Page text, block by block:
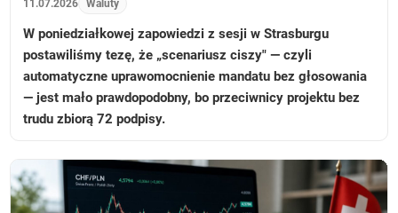
11.07.2026 Waluty
W poniedziałkowej zapowiedzi z sesji w Strasburgu
postawiliśmy tezę, że „scenariusz ciszy" — czyli
automatyczne uprawomocnienie mandatu bez głosowania
— jest mało prawdopodobny, bo przeciwnicy projektu bez
trudu zbiorą 72 podpisy.